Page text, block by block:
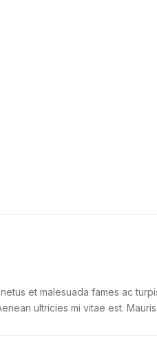
et malesuada fames ac
ultricies mi vitae est.